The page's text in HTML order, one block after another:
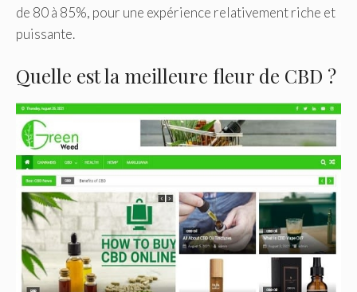
de 80 à 85%, pour une expérience relativement riche et
puissante.
Quelle est la meilleure fleur de CBD ?